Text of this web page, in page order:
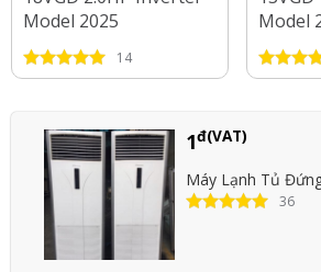
Model 2025
14
Model
1đ(VAT)
Máy Lạnh Tủ
36